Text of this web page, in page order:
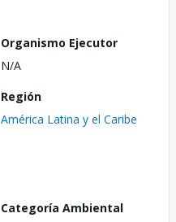
Organismo Ejecutor
N/A
Región
América Latina y el Caribe
Categoría Ambiental